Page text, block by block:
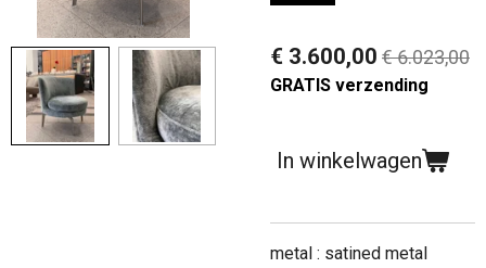
€ 3.600,00 € 6.023,00
GRATIS verzending
In winkelwagen
metal : satined metal